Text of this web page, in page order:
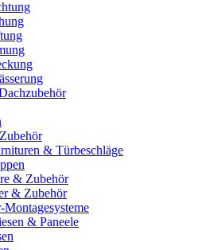
& Türbeschläge
& Zubehör
& Zubehör
Montagesysteme
& Paneele